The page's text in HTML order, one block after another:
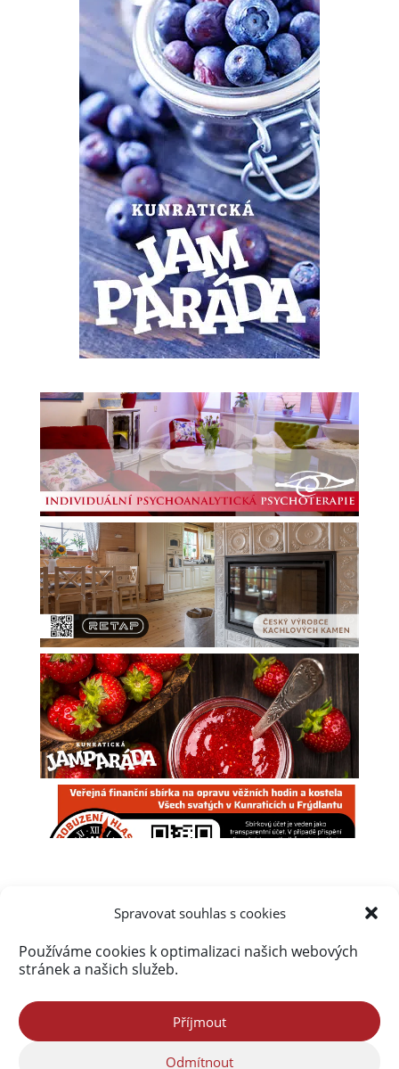
Spravovat souhlas s cookies
Používáme cookies k optimalizaci našich webových
stránek a našich služeb.
Příjmout
Odmítnout
Úvod Obsah webu
Aktuálně